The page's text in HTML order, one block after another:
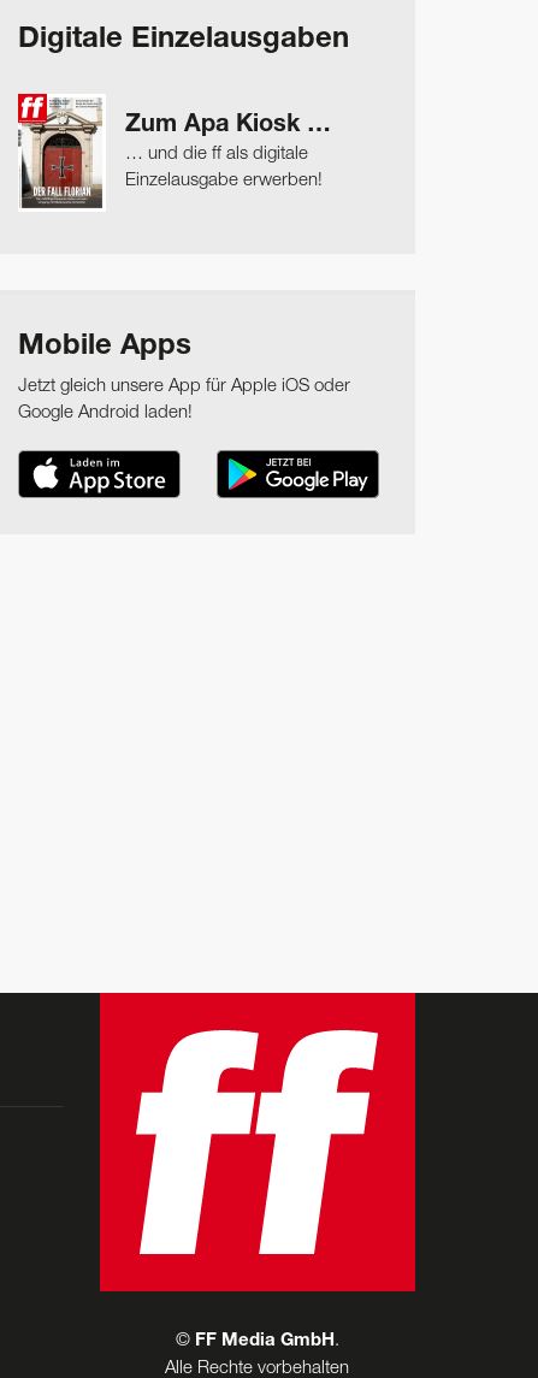
Digitale Einzelausgaben
Zum Apa Kiosk …
… und die ff als digitale
Einzelausgabe erwerben!
Mobile Apps
Jetzt gleich unsere App für Apple iOS oder
Google Android laden!
© FF Media GmbH.
Alle Rechte vorbehalten